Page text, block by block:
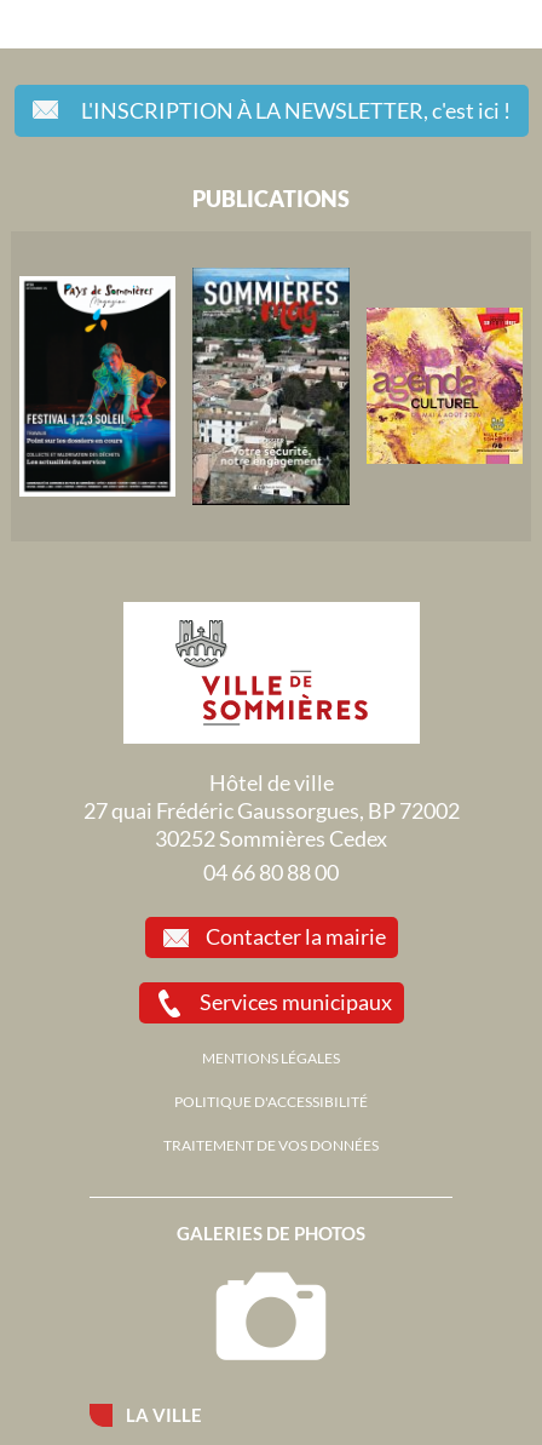
L'INSCRIPTION À LA NEWSLETTER,c'est ici !
LA VILLE
GALERIES DE PHOTOS
PUBLICATIONS
Hôtel de ville
27 quai Frédéric Gaussorgues, BP 72002
30252 Sommières Cedex
04 66 80 88 00
Contacter la mairie
Services municipaux
MENTIONS LÉGALES
POLITIQUE D'ACCESSIBILITÉ
TRAITEMENT DE VOS DONNÉES